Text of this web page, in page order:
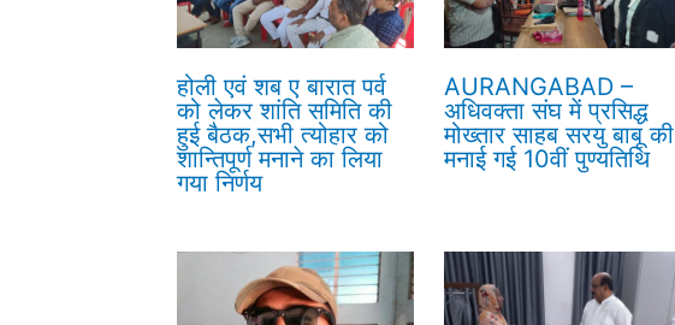
होली एवं शब ए बारात पर्व
को लेकर शांति समिति की
हुई बैठक,सभी त्योहार को
शान्तिपूर्ण मनाने का लिया
गया निर्णय
AURANGABAD –
अधिवक्ता संघ में प्रसिद्ध
मोख्तार साहब सरयु बाबू की
मनाई गई 10वीं पुण्यतिथि